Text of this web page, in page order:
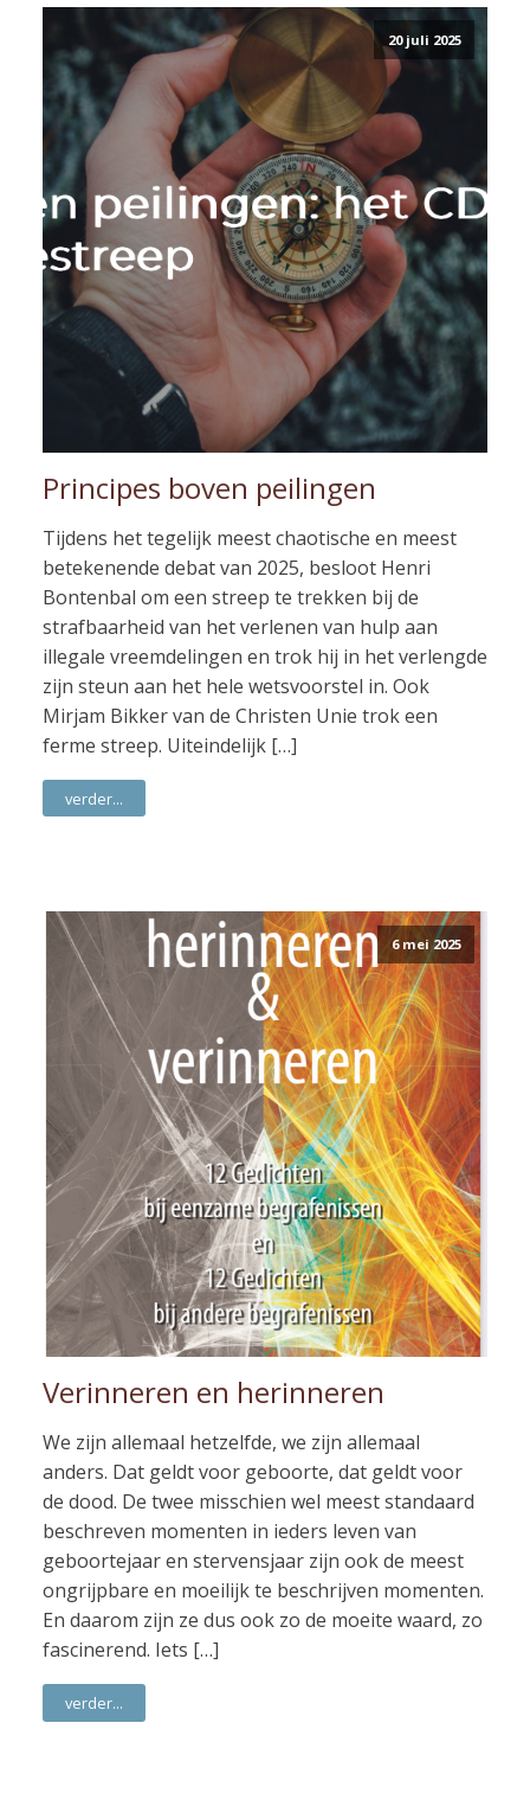
20 juli 2025
Principes boven peilingen
Tijdens het tegelijk meest chaotische en meest
betekenende debat van 2025, besloot Henri
Bontenbal om een streep te trekken bij de
strafbaarheid van het verlenen van hulp aan
illegale vreemdelingen en trok hij in het verlengde
zijn steun aan het hele wetsvoorstel in. Ook
Mirjam Bikker van de Christen Unie trok een
ferme streep. Uiteindelijk […]
verder...
6 mei 2025
Verinneren en herinneren
We zijn allemaal hetzelfde, we zijn allemaal
anders. Dat geldt voor geboorte, dat geldt voor
de dood. De twee misschien wel meest standaard
beschreven momenten in ieders leven van
geboortejaar en stervensjaar zijn ook de meest
ongrijpbare en moeilijk te beschrijven momenten.
En daarom zijn ze dus ook zo de moeite waard, zo
fascinerend. Iets […]
verder...